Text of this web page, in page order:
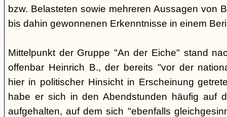
bzw. Belasteten sowie mehreren Aussagen von
bis dahin gewonnenen Erkenntnisse in einem
Mittelpunkt der Gruppe "An der Eiche" stand
offenbar Heinrich B., der bereits "vor der
hier in politischer Hinsicht in Erscheinung
habe er sich in den Abendstunden häufig auf
aufgehalten, auf dem sich "ebenfalls